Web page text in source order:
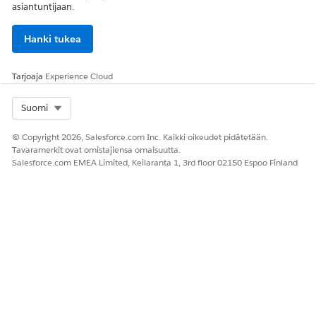
asiantuntijaan.
Hanki tukea
Tarjoaja Experience Cloud
Suomi
© Copyright 2026, Salesforce.com Inc. Kaikki oikeudet pidätetään.
Tavaramerkit ovat omistajiensa omaisuutta.
Salesforce.com EMEA Limited, Keilaranta 1, 3rd floor 02150 Espoo Finland